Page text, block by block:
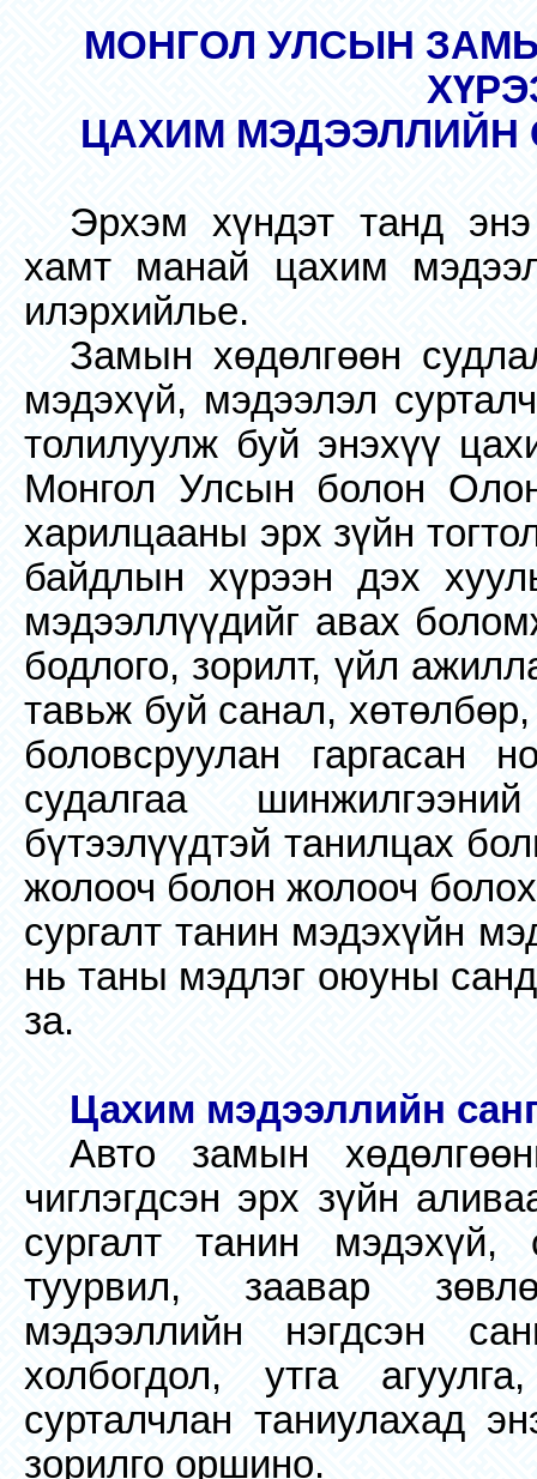
МОНГОЛ УЛСЫН
ЦАХИМ МЭДЭЭЛЛИЙН
Эрхэм хүндэт танд
хамт манай цахим
илэрхийлье.
Замын хөдөлгөөн
мэдэхүй, мэдээлэл
толилуулж буй энэхүү
Монгол Улсын болон
харилцааны эрх зүйн
байдлын хүрээн дэх
мэдээллүүдийг авах
бодлого, зорилт, үйл
тавьж буй санал,
боловсруулан гаргасан
судалгаа
бүтээлүүдтэй танилцах
жолооч болон жолооч
сургалт танин мэдэхүйн
нь таны мэдлэг оюуны
за.
Цахим мэдээллийн
Авто замын
чиглэгдсэн эрх зүйн
сургалт танин мэдэхүй,
туурвил, заавар
мэдээллийн нэгдсэн
холбогдол, утга
сурталчлан таниулахад
зорилго оршино.